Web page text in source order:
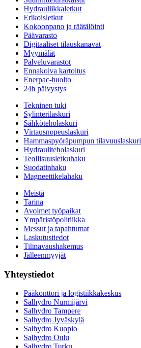
Hydrauliikkaletkut
Erikoisletkut
Kokoonpano ja räätälöinti
Päävarasto
Digitaaliset tilauskanavat
Myymälät
Palveluvarastot
Ennakoiva kartoitus
Enerpac-huolto
24h päivystys
Tekninen tuki
Sylinterilaskuri
Sähköteholaskuri
Virtausnopeuslaskuri
Hammaspyöräpumpun tilavuuslaskuri
Hydrauliteholaskuri
Teollisuusletkuhaku
Suodatinhaku
Magneettikelahaku
Meistä
Tarina
Avoimet työpaikat
Ympäristöpolitiikka
Messut ja tapahtumat
Laskutustiedot
Tilinavaushakemus
Jälleenmyyjät
Yhteystiedot
Pääkonttori ja logistiikkakeskus
Salhydro Nurmijärvi
Salhydro Tampere
Salhydro Jyväskylä
Salhydro Kuopio
Salhydro Oulu